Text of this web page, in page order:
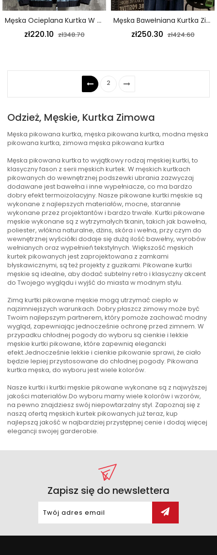
Męska Ocieplana Kurtka W Kolorze Gradientu Retro Z Kapturem Krótka Klasyczna Czerń
zł220.10 zł348.70
Męska Bawełniana Kurtka Zimowa Z Kapturem Odzież Robocza Kurtka Zagęszczona Szara
zł250.30 zł424.60
2
Odzież, Męskie, Kurtka Zimowa
Męska pikowana kurtka, męska pikowana kurtka, modna męska
pikowana kurtka, zimowa męska pikowana kurtka
Męska pikowana kurtka to wyjątkowy rodzaj męskiej kurtki, to
klasyczny fason z serii męskich kurtek. W męskich kurtkach
pikowanych do wewnętrznej podszewki ubrania zazwyczaj
dodawane jest bawełna i inne wypełniacze, co ma bardzo
dobry efekt termoizolacyjny. Nasze pikowane kurtki męskie są
wykonane z najlepszych materiałów, mocne, starannie
wykonane przez projektantów i bardzo trwałe. Kurtki pikowane
męskie wykonane są z wytrzymałych tkanin, takich jak bawełna,
poliester, włókna naturalne, dżins, skóra i wełna, przy czym do
wewnętrznej wyściółki dodaje się dużą ilość bawełny, wyrobów
wełnianych oraz wypełnień tekstylnych. Większość męskich
kurtek pikowanych jest zaprojektowana z zamkami
błyskawicznymi, są też projekty z guzikami. Pikowane kurtki
męskie są idealne, aby dodać subtelny retro i klasyczny akcent
do Twojego wyglądu i wyjść do miasta w modnym stylu.
Zimą kurtki pikowane męskie mogą utrzymać ciepło w
najzimniejszych warunkach. Dobry płaszcz zimowy może być
Twoim najlepszym partnerem, który pomoże zachować modny
wygląd, zapewniając jednocześnie ochronę przed zimnem. W
przypadku chłodnej pogody do wyboru są cienkie i lekkie
męskie kurtki pikowane, które zapewnią elegancki
efekt.Jednocześnie lekkie i cienkie pikowanie sprawi, że ciało
będzie lepiej przystosowane do chłodnej pogody. Pikowana
kurtka męska, do wyboru jest wiele kolorów.
Nasze kurtki i kurtki męskie pikowane wykonane są z najwyższej
jakości materiałów.Do wyboru mamy wiele kolorów i wzorów,
na pewno znajdziesz swój niepowtarzalny styl. Zapoznaj się z
naszą ofertą męskich kurtek pikowanych już teraz, kup
najlepszą jakość w najbardziej przystępnej cenie i dodaj więcej
elegancji swojej garderobie.
Zapisz się do newslettera